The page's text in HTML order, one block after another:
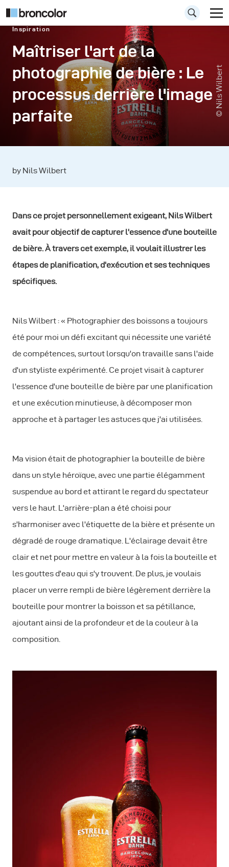
Inspiration
Maîtriser l'art de la
photographie de bière : Le
processus derrière l'image
parfaite
© Nils Wilbert
by Nils Wilbert
Dans ce projet personnellement exigeant, Nils Wilbert
avait pour objectif de capturer l'essence d'une bouteille
de bière. À travers cet exemple, il voulait illustrer les
étapes de planification, d'exécution et ses techniques
spécifiques.
Nils Wilbert : « Photographier des boissons a toujours
été pour moi un défi excitant qui nécessite une variété
de compétences, surtout lorsqu'on travaille sans l'aide
d'un styliste expérimenté. Ce projet visait à capturer
l'essence d'une bouteille de bière par une planification
et une exécution minutieuse, à décomposer mon
approche et à partager les astuces que j'ai utilisées.
Ma vision était de photographier la bouteille de bière
dans un style héroïque, avec une partie élégamment
suspendue au bord et attirant le regard du spectateur
vers le haut. L'arrière-plan a été choisi pour
s'harmoniser avec l'étiquette de la bière et présente un
dégradé de rouge dramatique. L'éclairage devait être
clair et net pour mettre en valeur à la fois la bouteille et
les gouttes d'eau qui s'y trouvent. De plus, je voulais
placer un verre rempli de bière légèrement derrière la
bouteille pour montrer la boisson et sa pétillance,
ajoutant ainsi de la profondeur et de la couleur à la
composition.